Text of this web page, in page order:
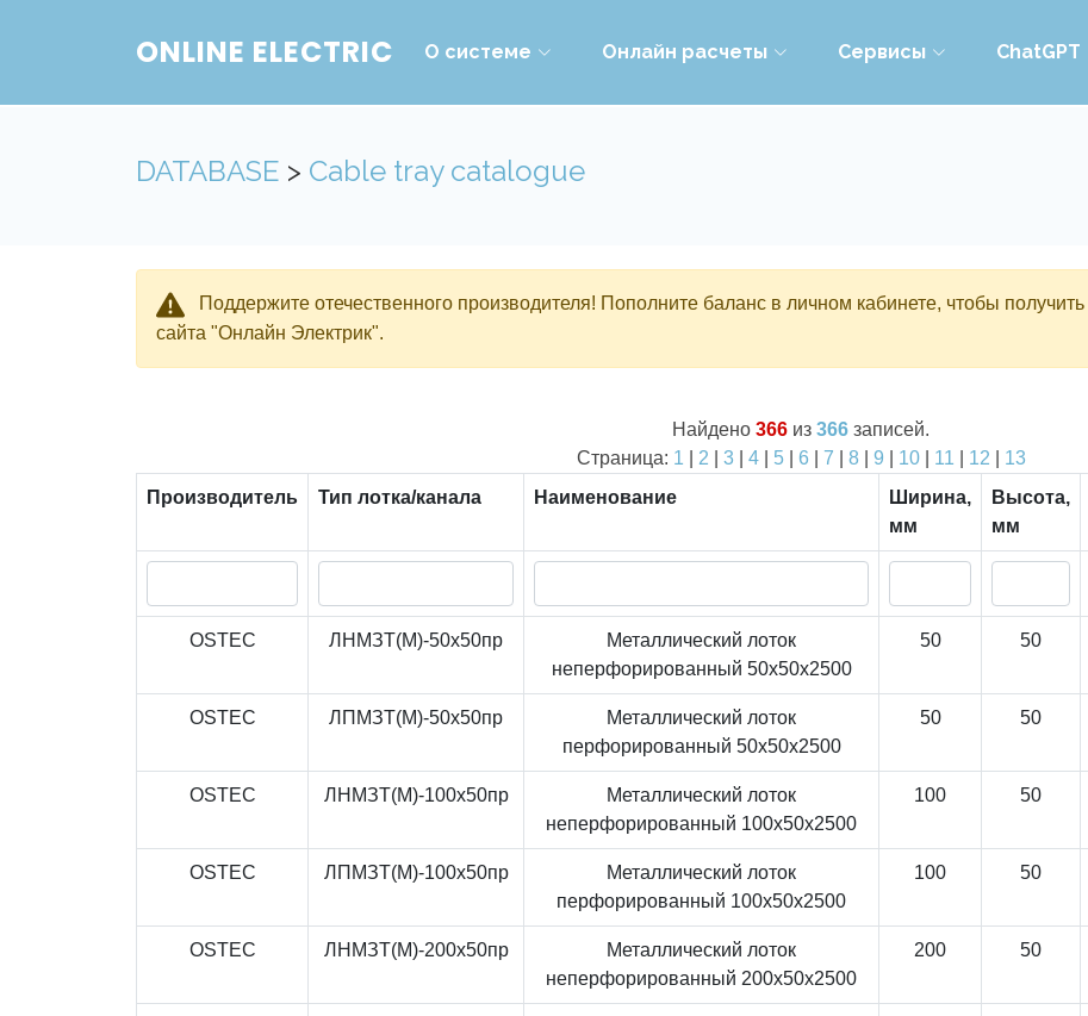
ONLINE ELECTRIC О системе Онлайн расчеты Сервисы ChatGPT
DATABASE > Cable tray catalogue
Поддержите отечественного производителя! Пополните баланс в личном кабинете, чтобы
сайта "Онлайн Электрик".
Найдено 366 из 366 записей.
Страница: 1 2 3| 4| 5| 6 7 8| 9 10| 11 12
13
Производитель
Тип лотка/канала Наименование
Ширина,
мм
Высота,
мм
OSTEC ЛНМЗТ(М)-50x50пр
Металлический лоток
неперфорированный 50x50x2500
50 50
OSTEC ЛПМЗТ(М)-50x50пр
Металлический лоток
перфорированный 50x50x2500
50 50
OSTEC ЛНМЗТ(М)-100x50пр
Металлический лоток
неперфорированный 100x50x2500
100 50
OSTEC ЛПМЗТ(М)-100x50пр
Металлический лоток
перфорированный 100x50x2500
100 50
OSTEC ЛНМЗТ(М)-200x50пр
Металлический лоток
неперфорированный 200x50x2500
200 50